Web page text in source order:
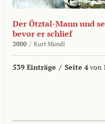
Der Ötztal-Mann und
bevor er schlief
2000 / Kurt Mündl
539 Einträge / Seite 4von